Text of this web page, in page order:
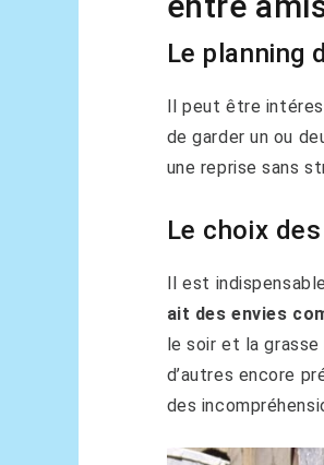
Le planning
Il peut être
de garder un ou
une reprise sans
Le choix
Il est
ait des envies
le soir et la
d’autres encore
des